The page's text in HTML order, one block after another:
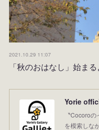
2021.10.29 11:07
「秋のおはなし」始まる
Yorie
〝Cocoro
を模索しな